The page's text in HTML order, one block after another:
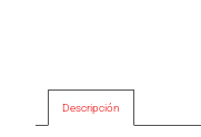
Descripción